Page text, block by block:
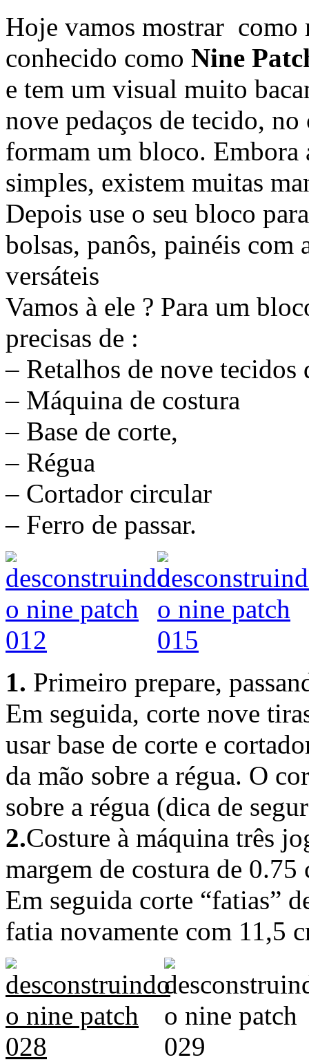
Hoje vamos mostrar como
conhecido como Nine
e tem um visual muito
nove pedaços de tecido,
formam um bloco. Embora
simples, existem muitas
Depois use o seu bloco
bolsas, panôs, painéis
versáteis
Vamos à ele ? Para um
precisas de :
– Retalhos de nove tecidos
– Máquina de costura
– Base de corte,
– Régua
– Cortador circular
– Ferro de passar.
1. Primeiro prepare,
Em seguida, corte nove
usar base de corte e
da mão sobre a régua. O
sobre a régua (dica de
2.Costure à máquina três
margem de costura de 0.75
Em seguida corte “fatias”
fatia novamente com 11,5